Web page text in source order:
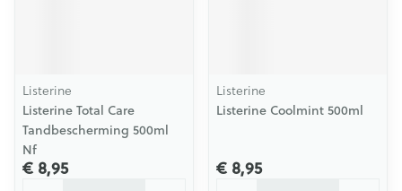
Listerine
Listerine Total Care
Tandbescherming 500ml
Nf
€ 8,95
Listerine
Listerine Coolmint 500ml
€ 8,95